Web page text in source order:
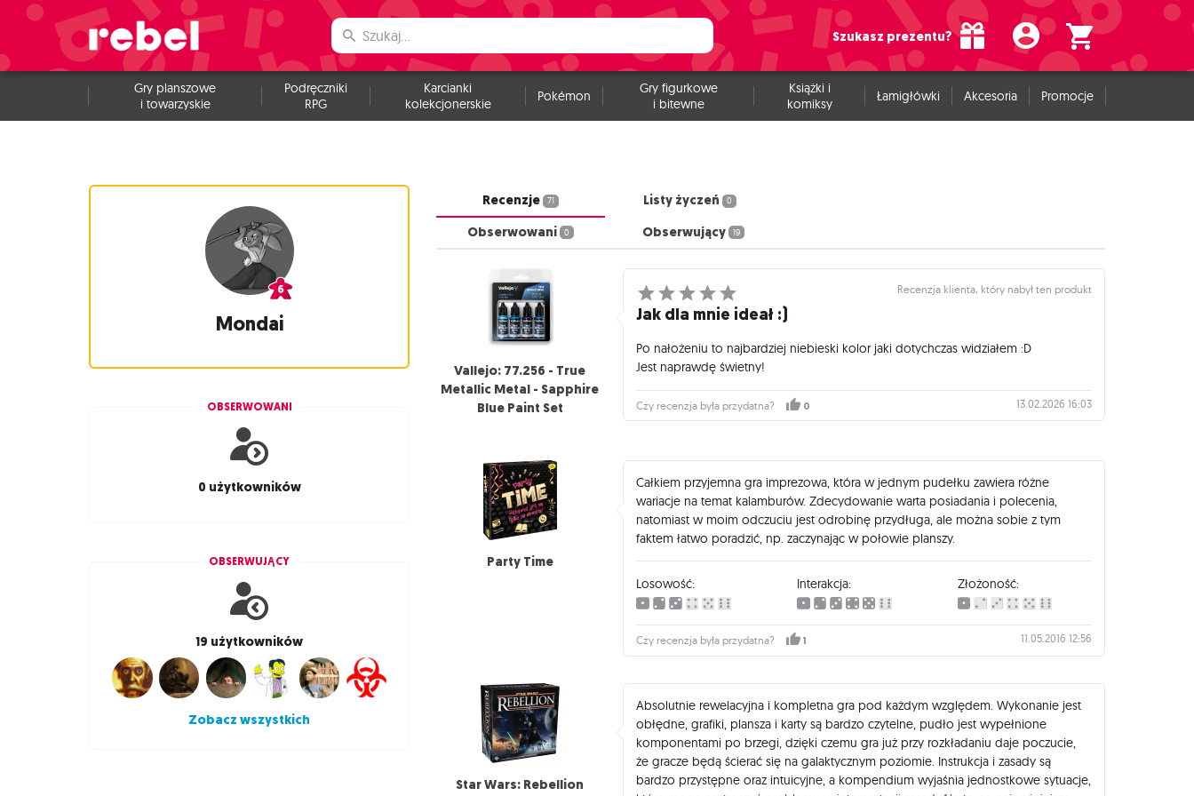
Szukasz prezentu?
Gry planszowe
i towarzyskie
Podręczniki
RPG
Karcianki
kolekcjonerskie
Pokémon
Gry figurkowe
i bitewne
Książki i
komiksy
Łamigłówki Akcesoria Promocje
Mondai
OBSERWOWANI
0 użytkowników
OBSERWUJĄCY
19 użytkowników
Zobacz wszystkich
Recenzje 71 Listy życzeń 0
Obserwowani 0 Obserwujący 19
Vallejo: 77.256 - True
Metallic Metal - Sapphire
Blue Paint Set
Recenzja klienta, który nabył ten produkt
Jak dla mnie ideał :)
Po nałożeniu to najbardziej niebieski kolor jaki dotychczas widziałem :D
Jest naprawdę świetny!
Czy recenzja była przydatna? 0 13.02.2026 16:03
Party Time
Całkiem przyjemna gra imprezowa, która w jednym pudełku zawiera różne
wariacje na temat kalamburów. Zdecydowanie warta posiadania i polecenia,
natomiast w moim odczuciu jest odrobinę przydługa, ale można sobie z tym
faktem łatwo poradzić, np. zaczynając w połowie planszy.
Losowość: Interakcja: Złożoność:
Czy recenzja była przydatna? 1 11.05.2016 12:56
Star Wars: Rebellion
Absolutnie rewelacyjna i kompletna gra pod każdym względem. Wykonanie jest
obłędne, grafiki, plansza i karty są bardzo czytelne, pudło jest wypełnione
komponentami po brzegi, dzięki czemu gra już przy rozkładaniu daje poczucie,
że gracze będą ścierać się na galaktycznym poziomie. Instrukcja i zasady są
bardzo przystępne oraz intuicyjne, a kompendium wyjaśnia jednostkowe sytuacje,